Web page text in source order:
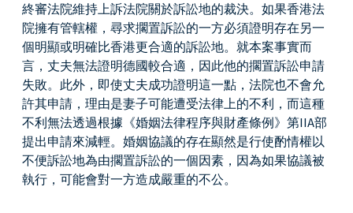
終審法院維持上訴法院關於訴訟地的裁決。如果香港法
院擁有管轄權，尋求擱置訴訟的一方必須證明存在另一
個明顯或明確比香港更合適的訴訟地。就本案事實而
言，丈夫無法證明德國較合適，因此他的擱置訴訟申請
失敗。此外，即使丈夫成功證明這一點，法院也不會允
許其申請，理由是妻子可能遭受法律上的不利，而這種
不利無法透過根據《婚姻法律程序與財產條例》第IIA部
提出申請來減輕。婚姻協議的存在顯然是行使酌情權以
不便訴訟地為由擱置訴訟的一個因素，因為如果協議被
執行，可能會對一方造成嚴重的不公。